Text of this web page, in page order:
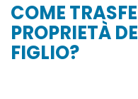
COME
PROPRIETÀ
FIGLIO?